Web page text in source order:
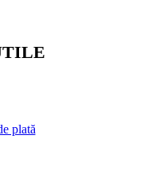
plată